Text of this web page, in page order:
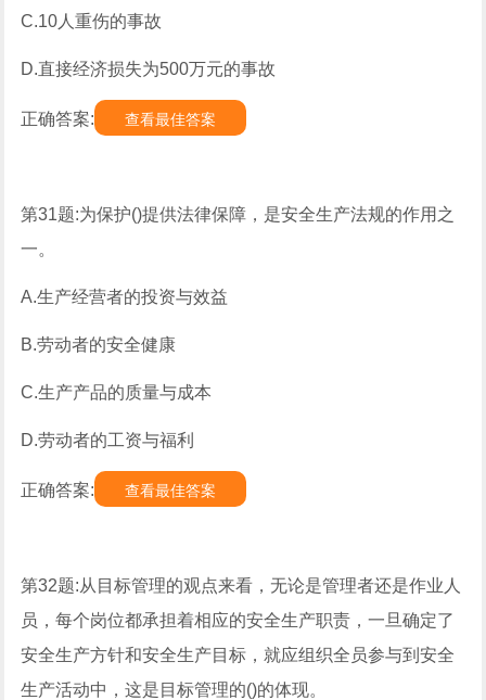
C.10人重伤的事故
D.直接经济损失为500万元的事故
正确答案: 查看最佳答案
第31题:为保护()提供法律保障，是安全生产法规的作用之
一。
A.生产经营者的投资与效益
B.劳动者的安全健康
C.生产产品的质量与成本
D.劳动者的工资与福利
正确答案: 查看最佳答案
第32题:从目标管理的观点来看，无论是管理者还是作业人
员，每个岗位都承担着相应的安全生产职责，一旦确定了
安全生产方针和安全生产目标，就应组织全员参与到安全
生产活动中，这是目标管理的()的体现。